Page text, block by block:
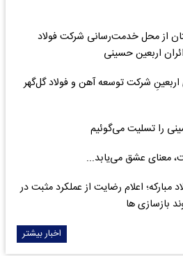
از محل خدمت‌رسانی شرکت فولاد
اربعین حسینی
اربعینِ شرکت توسعه آهن و فولاد گل‌گهر
را تسلیت می‌گوئیم
معنای عشق می‌یابد...
مبارکه؛ اعلام رضایت از عملکرد مثبت در
اخبار بیشتر